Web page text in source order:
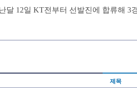
달 12일 KT전부터 선발진에 합류해 3
제목